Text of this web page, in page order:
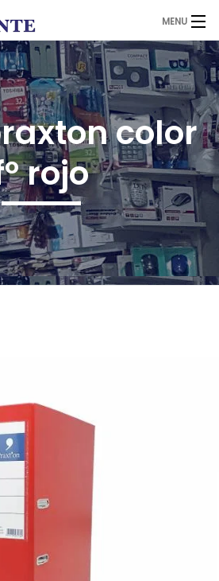
MENU
color
rojo